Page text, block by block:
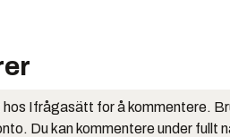
Ifrågasätt for å kommentere.
Du kan kommentere under fullt